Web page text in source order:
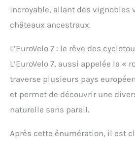
incroyable, allant des vignobles
châteaux ancestraux.
L’EuroVelo 7 : le rêve des
L’EuroVelo 7, aussi appelée la «
traverse plusieurs pays
et permet de découvrir une
naturelle sans pareil.
Après cette énumération, il est